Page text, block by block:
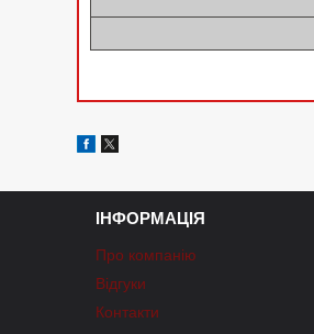
ІНФОРМАЦІЯ
Про компанію
Відгуки
Контакти